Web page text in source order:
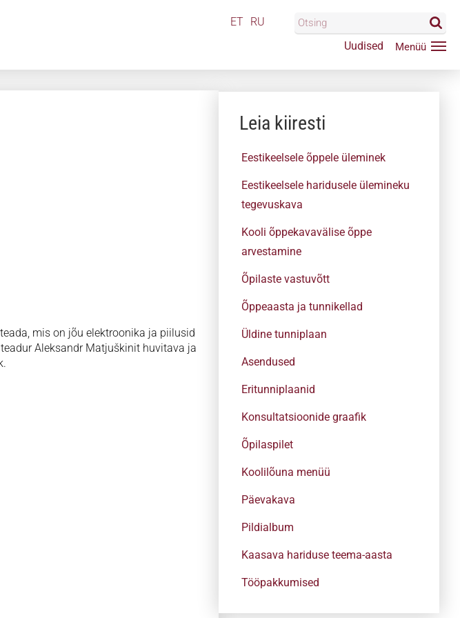
ET RU
Uudised
mis on jõu elektroonika ja piilusid
Aleksandr Matjuškinit huvitava ja
Leia kiiresti
Eestikeelsele õppele üleminek
Eestikeelsele haridusele ülemineku
tegevuskava
Kooli õppekavavälise õppe
arvestamine
Õpilaste vastuvõtt
Õppeaasta ja tunnikellad
Üldine tunniplaan
Asendused
Eritunniplaanid
Konsultatsioonide graafik
Õpilaspilet
Koolilõuna menüü
Päevakava
Pildialbum
Kaasava hariduse teema-aasta
Tööpakkumised